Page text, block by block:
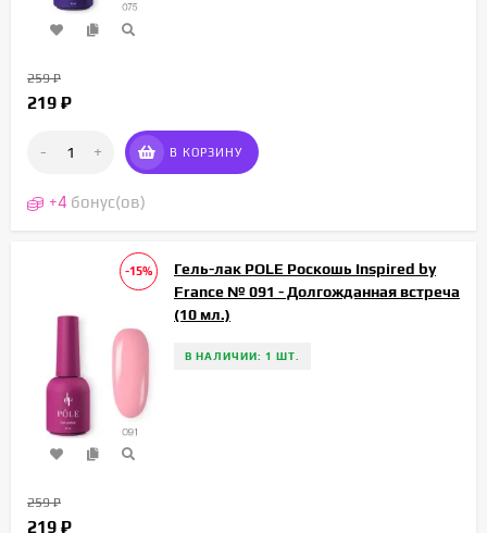
259₽
219 ₽
- + В КОРЗИНУ
+4 бонус(ов)
-15%
Гель-лак POLE Роскошь Inspired by
France № 091 - Долгожданная встреча
(10 мл.)
В НАЛИЧИИ: 1 ШТ.
259₽
219 ₽